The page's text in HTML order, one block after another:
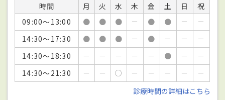
時間 月 火 水 木 金 土 日
祝
09:00～13:00
● ● ● － ● ● －
－
14:30～17:30
● ● ● － ● － －
－
14:30～18:30
－ － － － － ● －
－
14:30～21:30
－ － ○ － － － －
－
診療時間の詳細はこちら